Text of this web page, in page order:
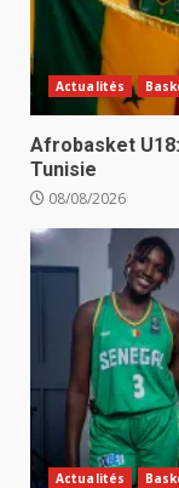
Actualités
Afrobasket
Tunisie
08/08/2026
Actualités